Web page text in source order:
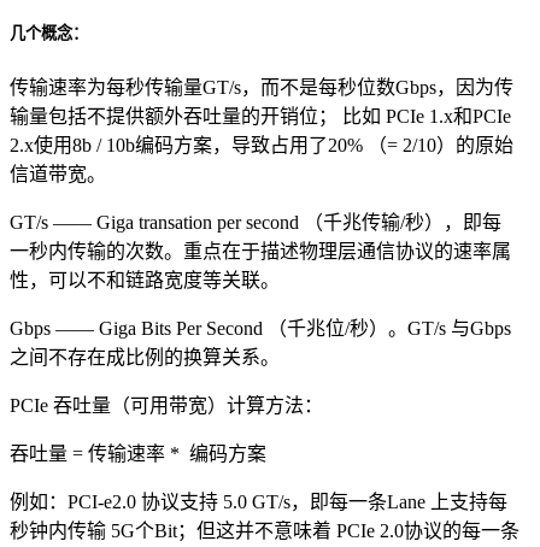
几个概念：
传输速率为每秒传输量GT/s，而不是每秒位数Gbps，因为传
输量包括不提供额外吞吐量的开销位； 比如 PCIe 1.x和PCIe
2.x使用8b / 10b编码方案，导致占用了20% （= 2/10）的原始
信道带宽。
GT/s —— Giga transation per second （千兆传输/秒），即每
一秒内传输的次数。重点在于描述物理层通信协议的速率属
性，可以不和链路宽度等关联。
Gbps —— Giga Bits Per Second （千兆位/秒）。GT/s 与Gbps
之间不存在成比例的换算关系。
PCIe 吞吐量（可用带宽）计算方法：
吞吐量 = 传输速率 * 编码方案
例如：PCI-e2.0 协议支持 5.0 GT/s，即每一条Lane 上支持每
秒钟内传输 5G个Bit；但这并不意味着 PCIe 2.0协议的每一条